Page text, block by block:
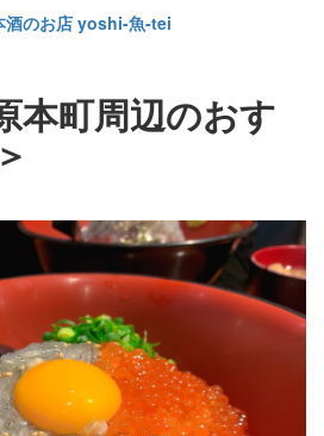
酒のお店 yoshi-魚-tei
本町周辺のおす